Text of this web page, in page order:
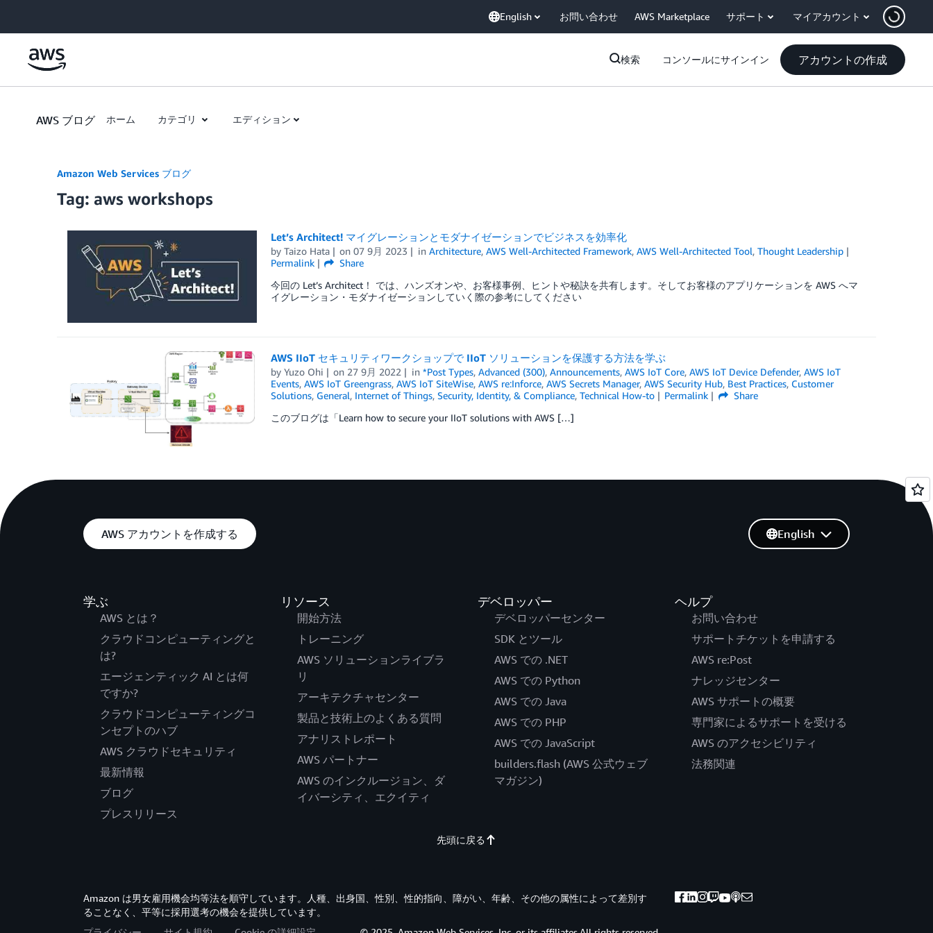
English お問い合わせ AWS Marketplace サポート マイアカウント
検索 コンソールにサインイン アカウントの作成
AWS ブログ ホーム カテゴリ エディション
Amazon Web Services ブログ
Tag: aws workshops
Let’s Architect! マイグレーションとモダナイゼーションでビジネスを効率化
by Taizo Hata on07 9月 2023 inArchitecture,AWS Well-Architected Framework,AWS Well-Architected Tool,Thought Leadership
Permalink
Share
今回の Let’s Architect！ では、ハンズオンや、お客様事例、ヒントや秘訣を共有します。そしてお客様のアプリケーションを AWS へマ
イグレーション・モダナイゼーションしていく際の参考にしてください
AWS IIoT セキュリティワークショップで IIoT ソリューションを保護する方法を学ぶ
by Yuzo Ohi on 27 9月 2022 in*Post Types,Advanced (300),Announcements,AWS IoT Core,AWS IoT Device Defender,AWS IoT
Events, AWS IoT Greengrass, AWS IoT SiteWise, AWS re:Inforce, AWS Secrets Manager, AWS Security Hub, Best Practices, Customer
Solutions, General, Internet of Things, Security, Identity, & Compliance, Technical How-to Permalink
Share
このブログは「Learn how to secure your IIoT solutions with AWS […]
AWS アカウントを作成する
学ぶ
AWS とは？
クラウドコンピューティングと
は?
エージェンティック AI とは何
ですか?
クラウドコンピューティングコ
ンセプトのハブ
AWS クラウドセキュリティ
最新情報
ブログ
プレスリリース
リソース
開始方法
トレーニング
AWS ソリューションライブラ
リ
アーキテクチャセンター
製品と技術上のよくある質問
アナリストレポート
AWS パートナー
AWS のインクルージョン、ダ
イバーシティ、エクイティ
デベロッパー
デベロッパーセンター
SDK とツール
AWS での .NET
AWS での Python
AWS での Java
AWS での PHP
AWS での JavaScript
builders.flash (AWS 公式ウェブ
マガジン)
ヘルプ
お問い合わせ
サポートチケットを申請する
AWS re:Post
ナレッジセンター
AWS サポートの概要
専門家によるサポートを受ける
AWS のアクセシビリティ
法務関連
English
先頭に戻る
Amazon は男女雇用機会均等法を順守しています。人種、出身国、性別、性的指向、障がい、年齢、その他の属性によって差別す
ることなく、平等に採用選考の機会を提供しています。